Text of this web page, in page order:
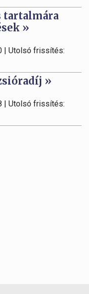
tartalmára
»
| Utolsó frissítés:
»
| Utolsó frissítés: